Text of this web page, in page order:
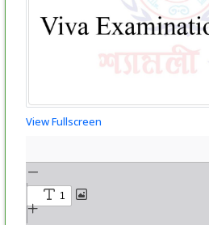
View Fullscreen
PDF
content